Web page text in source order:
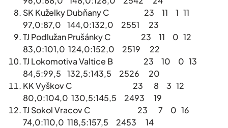
SK Kuželky Dubňany C 23 11 1 11
97,0:87,0 144,0:132,0 2551 23
TJ Podlužan Prušánky C 23 11 0 12
83,0:101,0 124,0:152,0 2519 22
TJ Lokomotiva Valtice B 23 10 0 13
84,5:99,5 132,5:143,5 2526 20
KK Vyškov C 23 8 3 12
80,0:104,0 130,5:145,5 2493 19
TJ Sokol Vracov C 23 7 0 16
74,0:110,0 118,5:157,5 2453 14